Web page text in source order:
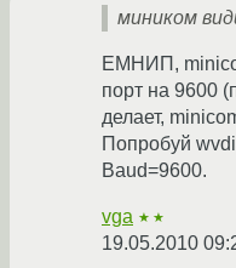
миником
ЕМНИП,
порт на 9600
делает,
Попробуй
Baud=9600.
vga ★★
19.05.2010